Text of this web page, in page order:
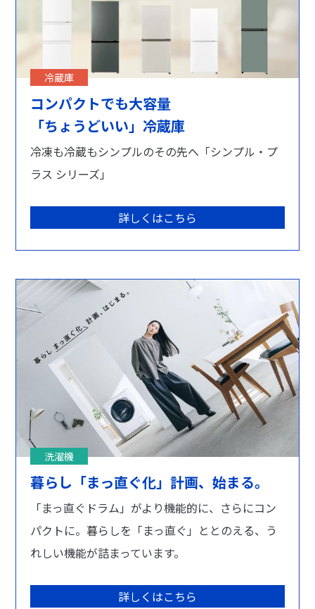
冷蔵庫
コンパクトでも大容量
「ちょうどいい」冷蔵庫
冷凍も冷蔵もシンプルのその先へ「シンプル・プ
ラス シリーズ」
詳しくはこちら
洗濯機
暮らし「まっ直ぐ化」計画、始まる。
「まっ直ぐドラム」がより機能的に、さらにコン
パクトに。暮らしを「まっ直ぐ」ととのえる、う
れしい機能が詰まっています。
詳しくはこちら